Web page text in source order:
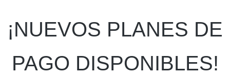
¡NUEVOS PLANES DE
PAGO DISPONIBLES!